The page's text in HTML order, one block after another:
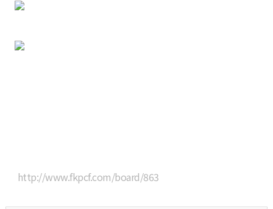
http://www.fkpcf.com/board/863